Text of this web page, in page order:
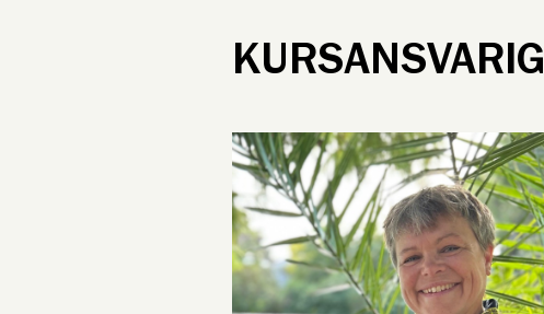
KURSANSVARIG